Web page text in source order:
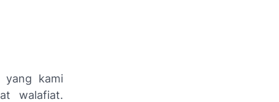
yang kami
walafiat.